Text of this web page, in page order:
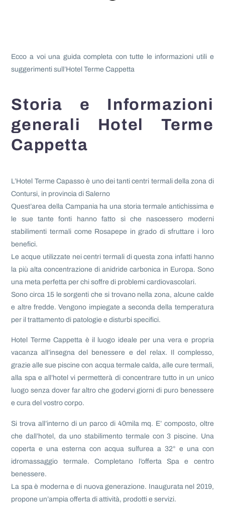
Ecco a voi una guida completa con tutte le informazioni utili e
suggerimenti sull’Hotel Terme Cappetta
Storia e Informazioni
generali Hotel Terme
Cappetta
L’Hotel Terme Capasso è uno dei tanti centri termali della zona di
Contursi, in provincia di Salerno
Quest’area della Campania ha una storia termale antichissima e
le sue tante fonti hanno fatto sì che nascessero moderni
stabilimenti termali come Rosapepe in grado di sfruttare i loro
benefici.
Le acque utilizzate nei centri termali di questa zona infatti hanno
la più alta concentrazione di anidride carbonica in Europa. Sono
una meta perfetta per chi soffre di problemi cardiovascolari.
Sono circa 15 le sorgenti che si trovano nella zona, alcune calde
e altre fredde. Vengono impiegate a seconda della temperatura
per il trattamento di patologie e disturbi specifici.
Hotel Terme Cappetta è il luogo ideale per una vera e propria
vacanza all’insegna del benessere e del relax. Il complesso,
grazie alle sue piscine con acqua termale calda, alle cure termali,
alla spa e all’hotel vi permetterà di concentrare tutto in un unico
luogo senza dover far altro che godervi giorni di puro benessere
e cura del vostro corpo.
Si trova all’interno di un parco di 40mila mq. E’ composto, oltre
che dall’hotel, da uno stabilimento termale con 3 piscine. Una
coperta e una esterna con acqua sulfurea a 32° e una con
idromassaggio termale. Completano l’offerta Spa e centro
benessere.
La spa è moderna e di nuova generazione. Inaugurata nel 2019,
propone un’ampia offerta di attività, prodotti e servizi.